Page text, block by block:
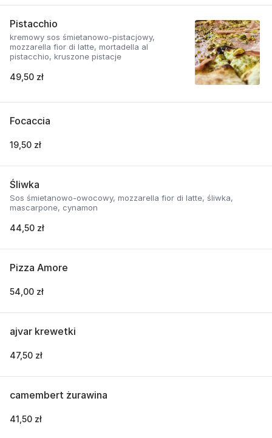
Pistacchio
kremowy sos śmietanowo-pistacjowy,
mozzarella fior di latte, mortadella al
pistacchio, kruszone pistacje
49,50 zł
Focaccia
19,50 zł
Śliwka
Sos śmietanowo-owocowy, mozzarella fior di latte, śliwka,
mascarpone, cynamon
44,50 zł
Pizza Amore
54,00 zł
ajvar krewetki
47,50 zł
camembert żurawina
41,50 zł